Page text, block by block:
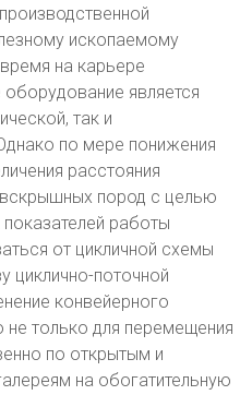
ископаемому
на карьере
является
так и
по мере понижения
расстояния
пород с целью
работы
от цикличной схемы
циклично-поточной
конвейерного
только для перемещения
по открытым и
на обогатительную